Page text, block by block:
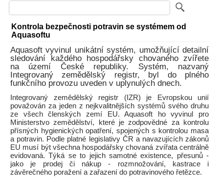
Kontrola bezpečnosti potravin se systémem od
Aquasoftu
Aquasoft vyvinul unikátní systém, umožňující detailní
sledování každého hospodářsky chovaného zvířete
na území České republiky. Systém, nazvaný
Integrovaný zemědělský registr, byl do plného
funkčního provozu uveden v uplynulých dnech.
Integrovaný zemědělský registr (IZR) je Evropskou unií
považován za jeden z nejkvalitnějších systémů svého druhu
ze všech členských zemí EU. Aquasoft ho vyvinul pro
Ministerstvo zemědělství, které je zodpovědné za kontrolu
přísných hygienických opatření, spojených s kontrolou masa
a potravin. Podle platné legislativy ČR a navazujících zákonů
EU musí být všechna hospodářsky chovaná zvířata centrálně
evidovaná. Týká se to jejich samotné existence, přesunů -
jako je prodej či nákup - rozmnožování, kastrace i
závěrečného poražení a zařazení do potravinového řetězce.